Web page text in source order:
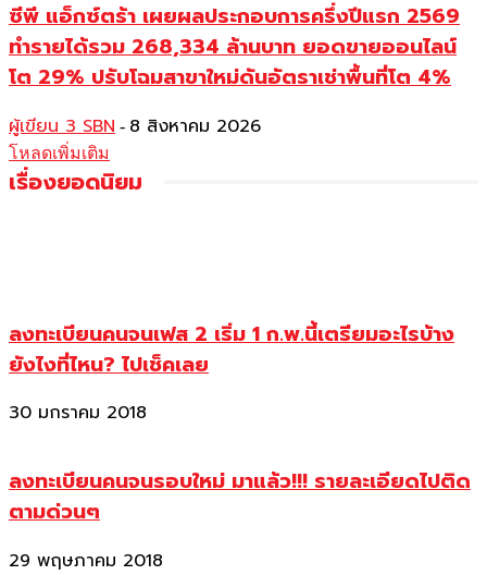
ซีพี แอ็กซ์ตร้า เผยผลประกอบการครึ่งปีแรก 2569
ทำรายได้รวม 268,334 ล้านบาท ยอดขายออนไลน์
โต 29% ปรับโฉมสาขาใหม่ดันอัตราเช่าพื้นที่โต 4%
ผู้เขียน 3 SBN - 8 สิงหาคม 2026
โหลดเพิ่มเติม
เรื่องยอดนิยม
ลงทะเบียนคนจนเฟส 2 เริ่ม 1 ก.พ.นี้เตรียมอะไรบ้าง
ยังไงที่ไหน? ไปเช็คเลย
30 มกราคม 2018
ลงทะเบียนคนจนรอบใหม่ มาแล้ว!!! รายละเอียดไปติด
ตามด่วนๆ
29 พฤษภาคม 2018